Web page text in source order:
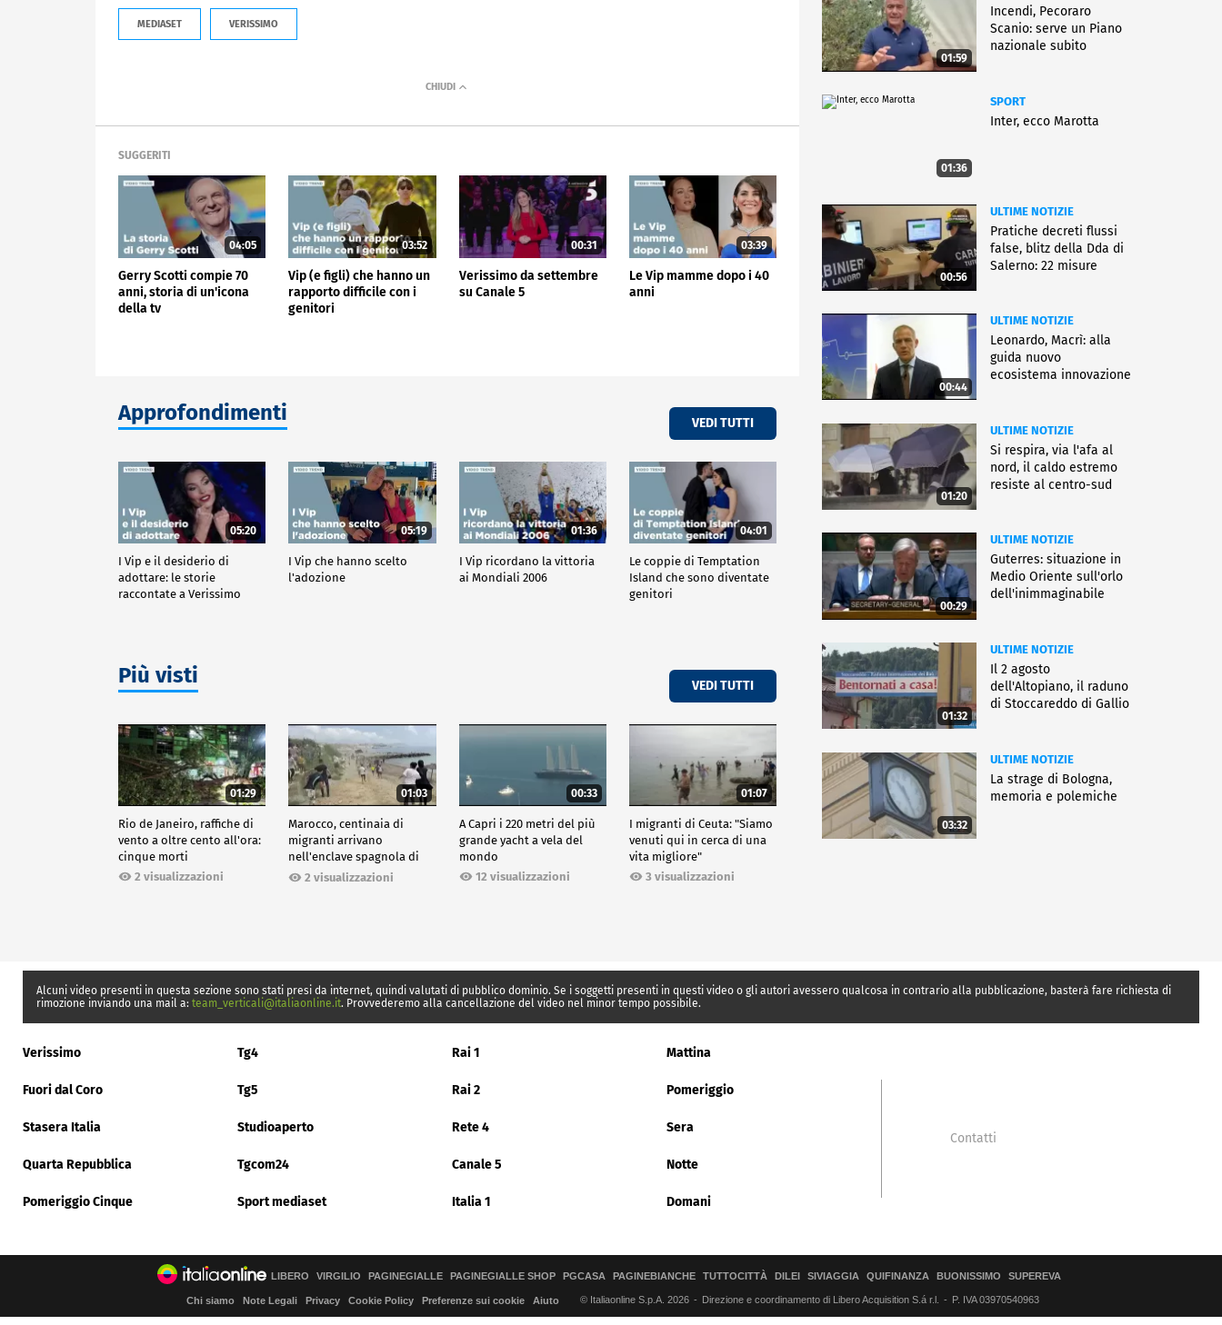
MEDIASET VERISSIMO
SUGGERITI
04:05
Gerry Scotti compie 70
anni, storia di un'icona
della tv
03:52
Vip (e figli) che hanno un
rapporto difficile con i
genitori
00:31
Verissimo da settembre
su Canale 5
03:39
Le Vip mamme dopo i 40
anni
Approfondimenti VEDI TUTTI
05:20
I Vip e il desiderio di
adottare: le storie
raccontate a Verissimo
05:19
I Vip che hanno scelto
l'adozione
01:36
I Vip ricordano la vittoria
ai Mondiali 2006
04:01
Le coppie di Temptation
Island che sono diventate
genitori
Più visti VEDI TUTTI
01:29
Rio de Janeiro, raffiche di
vento a oltre cento all'ora:
cinque morti
2 visualizzazioni
01:03
Marocco, centinaia di
migranti arrivano
nell'enclave spagnola di
Ceuta2 visualizzazioni
00:33
A Capri i 220 metri del più
grande yacht a vela del
mondo
12 visualizzazioni
01:07
I migranti di Ceuta: "Siamo
venuti qui in cerca di una
vita migliore"
3 visualizzazioni
01:59
Incendi, Pecoraro
Scanio: serve un Piano
nazionale subito
01:36
SPORT
Inter, ecco Marotta
00:56
ULTIME NOTIZIE
Pratiche decreti flussi
false, blitz della Dda di
Salerno: 22 misure
00:44
ULTIME NOTIZIE
Leonardo, Macrì: alla
guida nuovo
ecosistema innovazione
01:20
ULTIME NOTIZIE
Si respira, via l'afa al
nord, il caldo estremo
resiste al centro-sud
00:29
ULTIME NOTIZIE
Guterres: situazione in
Medio Oriente sull'orlo
dell'inimmaginabile
01:32
ULTIME NOTIZIE
Il 2 agosto
dell'Altopiano, il raduno
di Stoccareddo di Gallio
03:32
ULTIME NOTIZIE
La strage di Bologna,
memoria e polemiche
Alcuni video presenti in questa sezione sono stati presi da internet, quindi valutati di pubblico dominio. Se i soggetti presenti in questi video o gli autori avessero qualcosa in contrario alla pubblicazione, basterà fare richiesta di
rimozione inviando una mail a: team_verticali@italiaonline.it. Provvederemo alla cancellazione del video nel minor tempo possibile.
Verissimo Tg4 Rai 1 Mattina
Fuori dal Coro Tg5 Rai 2 Pomeriggio
Stasera Italia Studioaperto Rete 4 Sera
Quarta Repubblica Tgcom24 Canale 5 Notte
Pomeriggio Cinque Sport mediaset Italia 1 Domani
Contatti
LIBERO VIRGILIO PAGINEGIALLE PAGINEGIALLE SHOP PGCASA PAGINEBIANCHE TUTTOCITTÀ DILEI SIVIAGGIA QUIFINANZA BUONISSIMO SUPEREVA
Chi siamo Note Legali Privacy Cookie Policy Preferenze sui cookie Aiuto © Italiaonline S.p.A. 2026 Direzione e coordinamento di Libero Acquisition S.á r.l. P. IVA 03970540963